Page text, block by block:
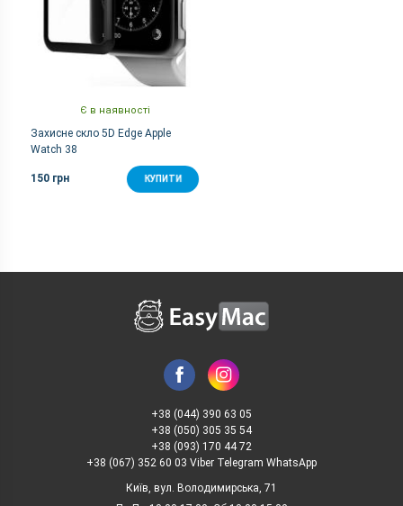
Є в наявності
Захисне скло 5D Edge Apple
Watch 38
150 грн КУПИТИ
+38 (044) 390 63 05
+38 (050) 305 35 54
+38 (093) 170 44 72
+38 (067) 352 60 03 Viber Telegram WhatsApp
Київ, вул. Володимирська, 71